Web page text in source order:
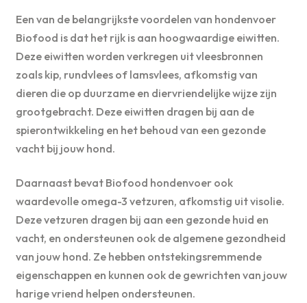
Een van de belangrijkste voordelen van hondenvoer
Biofood is dat het rijk is aan hoogwaardige eiwitten.
Deze eiwitten worden verkregen uit vleesbronnen
zoals kip, rundvlees of lamsvlees, afkomstig van
dieren die op duurzame en diervriendelijke wijze zijn
grootgebracht. Deze eiwitten dragen bij aan de
spierontwikkeling en het behoud van een gezonde
vacht bij jouw hond.
Daarnaast bevat Biofood hondenvoer ook
waardevolle omega-3 vetzuren, afkomstig uit visolie.
Deze vetzuren dragen bij aan een gezonde huid en
vacht, en ondersteunen ook de algemene gezondheid
van jouw hond. Ze hebben ontstekingsremmende
eigenschappen en kunnen ook de gewrichten van jouw
harige vriend helpen ondersteunen.